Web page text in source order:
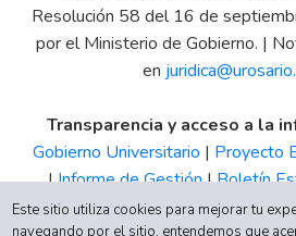
Resolución 58 del 16 de
por el Ministerio de Gobierno. |
en
Transparencia y acceso a la
Gobierno Universitario | Proyecto
|Informe de Gestión|Boletín
Tributario|Estados Financieros |
Este sitio utiliza cookies para mejorar tu
navegando por el sitio, entendemos que